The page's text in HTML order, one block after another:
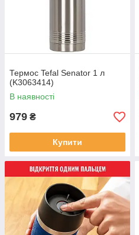
Термос Tefal Senator 1 л
(K3063414)
В наявності
979 ₴
Купити